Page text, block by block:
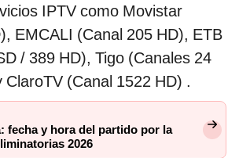
IPTV como Movistar
EMCALI (Canal 205 HD), ETB
/ 389 HD), Tigo (Canales 24
ClaroTV (Canal 1522 HD) .
fecha y hora del partido por la
2026